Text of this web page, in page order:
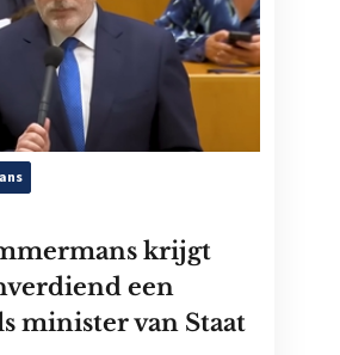
krijgt
een
minister van Staat